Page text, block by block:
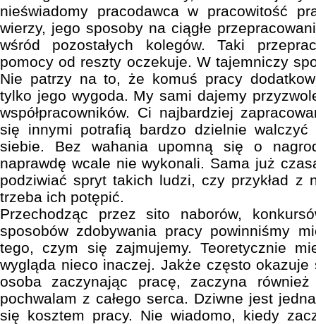
nieświadomy pracodawca w pracowitość
wierzy, jego sposoby na ciągłe
wśród pozostałych kolegów. Taki
pomocy od reszty oczekuje. W tajemniczy
Nie patrzy na to, że komuś pracy
tylko jego wygoda. My sami dajemy
współpracowników. Ci najbardziej
się innymi potrafią bardzo dzielnie
siebie. Bez wahania upomną się o
naprawdę wcale nie wykonali. Sama już
podziwiać spryt takich ludzi, czy przykład z
trzeba ich potępić.
Przechodząc przez sito naborów,
sposobów zdobywania pracy powinniśmy
tego, czym się zajmujemy. Teoretycznie
wygląda nieco inaczej. Jakże często
osoba zaczynając pracę, zaczyna
pochwalam z całego serca. Dziwne jest
się kosztem pracy. Nie wiadomo, kiedy